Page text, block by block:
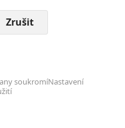
Zrušit
soukromíNastavení